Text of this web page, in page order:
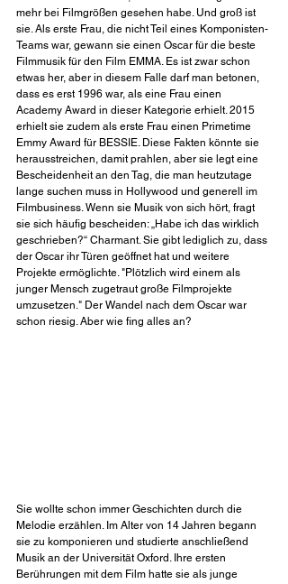
mehr bei Filmgrößen gesehen habe. Und groß ist
sie. Als erste Frau, die nicht Teil eines Komponisten-
Teams war, gewann sie einen Oscar für die beste
Filmmusik für den Film EMMA. Es ist zwar schon
etwas her, aber in diesem Falle darf man betonen,
dass es erst 1996 war, als eine Frau einen
Academy Award in dieser Kategorie erhielt. 2015
erhielt sie zudem als erste Frau einen Primetime
Emmy Award für BESSIE. Diese Fakten könnte sie
herausstreichen, damit prahlen, aber sie legt eine
Bescheidenheit an den Tag, die man heutzutage
lange suchen muss in Hollywood und generell im
Filmbusiness. Wenn sie Musik von sich hört, fragt
sie sich häufig bescheiden: „Habe ich das wirklich
geschrieben?“ Charmant. Sie gibt lediglich zu, dass
der Oscar ihr Türen geöffnet hat und weitere
Projekte ermöglichte. "Plötzlich wird einem als
junger Mensch zugetraut große Filmprojekte
umzusetzen." Der Wandel nach dem Oscar war
schon riesig. Aber wie fing alles an?
Sie wollte schon immer Geschichten durch die
Melodie erzählen. Im Alter von 14 Jahren begann
sie zu komponieren und studierte anschließend
Musik an der Universität Oxford. Ihre ersten
Berührungen mit dem Film hatte sie als junge